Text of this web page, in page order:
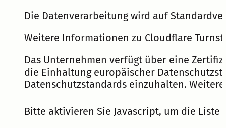
Die Datenverarbeitung wird auf
Weitere Informationen zu Cloudflare
Das Unternehmen verfügt über eine
die Einhaltung europäischer
Datenschutzstandards einzuhalten.
Bitte aktivieren Sie Javascript, um die